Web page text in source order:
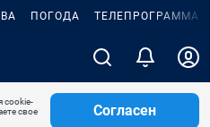
ПОГОДА ТЕЛЕПРОГРАММА
cookie-
свое
Согласен